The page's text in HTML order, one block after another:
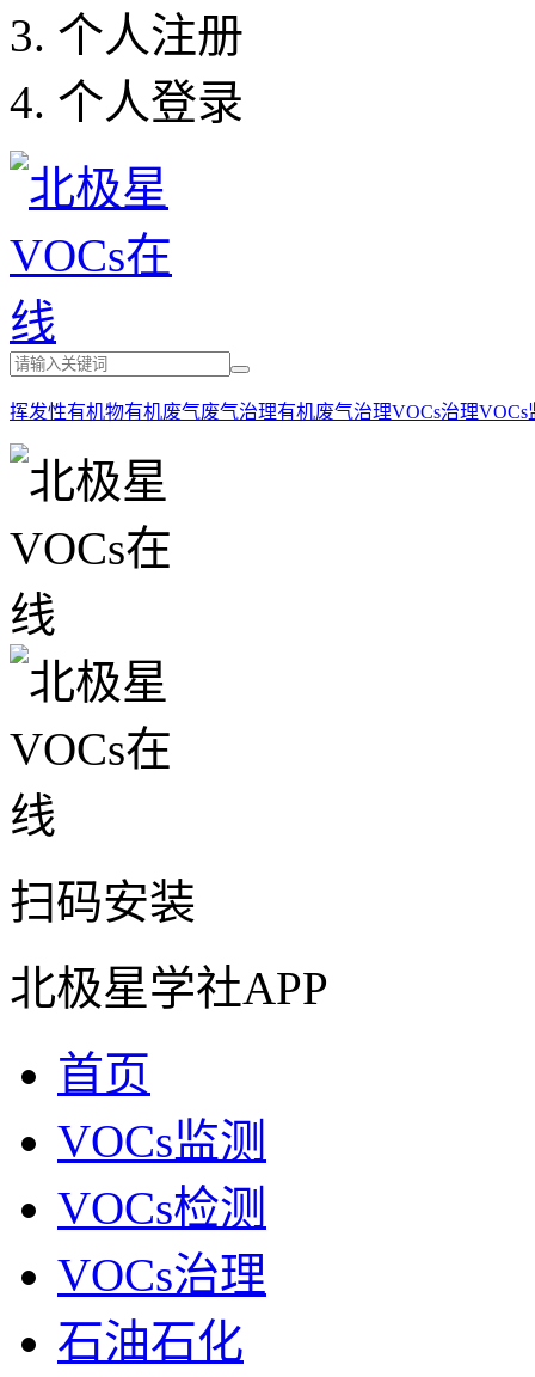
个人注册
个人登录
挥发性有机物有机废气废气治理有机废气治理VOCs治理VOCs
扫码安装
北极星学社APP
首页
VOCs监测
VOCs检测
VOCs治理
石油石化